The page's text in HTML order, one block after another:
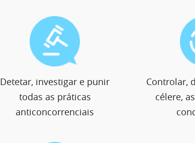
Detetar, investigar e punir
todas as práticas
anticoncorrenciais
Controlar,
célere,